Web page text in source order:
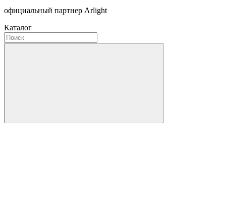
официальный партнер Arlight
Каталог